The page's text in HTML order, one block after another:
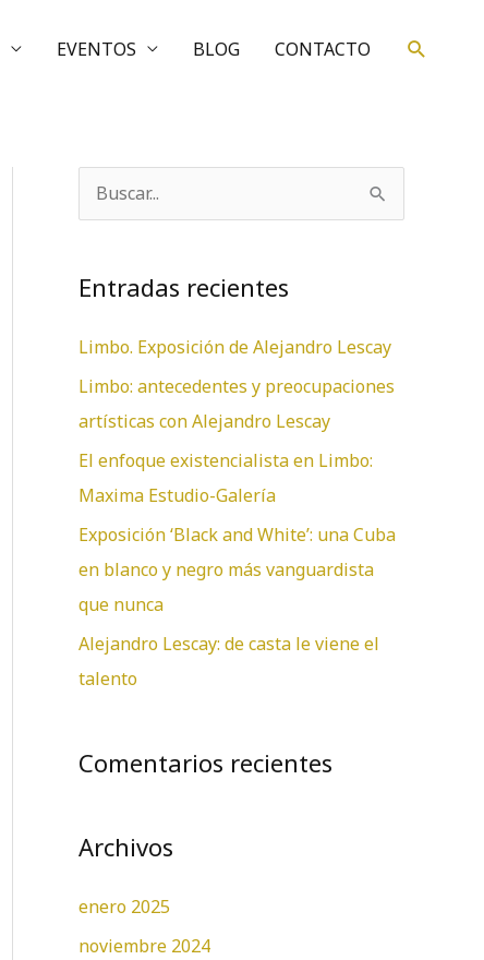
EVENTOS BLOG CONTACTO Buscar
c
a
Entradas recientes
Limbo. Exposición de Alejandro Lescay
Limbo: antecedentes y preocupaciones
artísticas con Alejandro Lescay
El enfoque existencialista en Limbo:
Maxima Estudio-Galería
Exposición ‘Black and White’: una Cuba
en blanco y negro más vanguardista
que nunca
Alejandro Lescay: de casta le viene el
talento
Comentarios recientes
Archivos
enero 2025
noviembre 2024